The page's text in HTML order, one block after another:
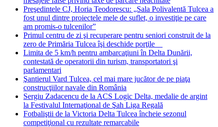
Preşedintele CJ, Horia Teodorescu: „Sala Polivalentă Tulcea a
fost unul dintre proiectele mele de suflet, o investiţie pe care
am promis-o tulcenilor”
Primul centru de zi şi recuperare pentru seniori construit de la
zero de Primăria Tulcea îşi deschide porţile
Limita de 5 km/h pentru ambarcaţiuni în Delta Dunării,
contestată de operatorii din turism, transportatori şi
parlamentari
Şantierul Vard Tulcea, cel mai mare jucător de pe piaţa
construcţiilor navale din România
Sergiu Zadacencu de la ACS Logic Delta, medalie de argint
la Festivalul Internaţional de Şah Liga Regală
Fotbaliştii de la Victoria Delta Tulcea încheie sezonul
competiţional cu rezultate remarcabile